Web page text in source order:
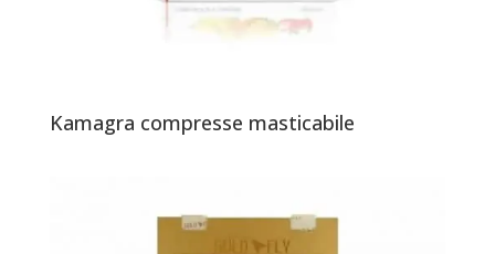
Kamagra compresse masticabile